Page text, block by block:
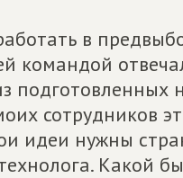
в
командой
подготовленных
сотрудников
идеи нужны
Какой